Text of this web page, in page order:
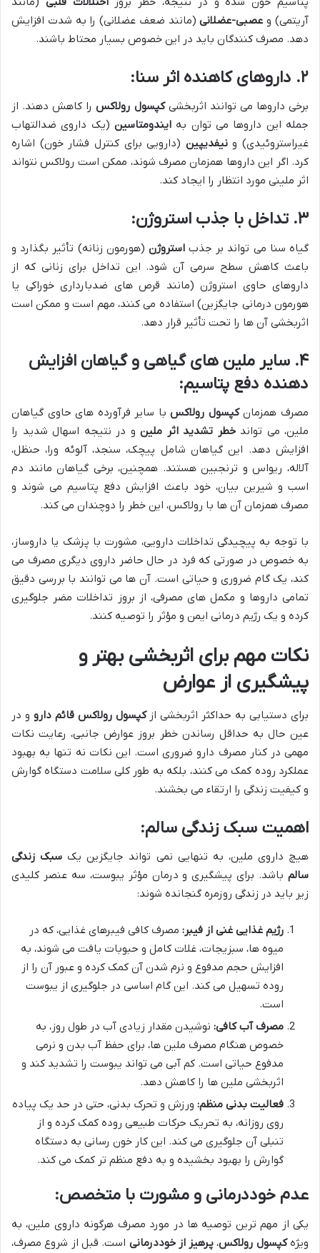
آریتمی) و عصبی-عضلانی(مانند ضعف عضلانی) را به شدت افزایش
دهد. مصرف کنندگان باید در این خصوص بسیار محتاط باشند.
۲. داروهای کاهنده اثر سنا:
برخی داروها می توانند اثربخشیکپسول رولاکسرا کاهش دهند. از
جمله این داروها می توان به ایندومتاسین (یک داروی ضدالتهاب
غیراستروئیدی) ونیفدیپین (دارویی برای کنترل فشار خون) اشاره
کرد. اگر این داروها همزمان مصرف شوند، ممکن است رولاکس نتواند
اثر ملینی مورد انتظار را ایجاد کند.
۳. تداخل با جذب استروژن:
گیاه سنا می تواند بر جذباستروژن (هورمون زنانه) تأثیر بگذارد و
باعث کاهش سطح سرمی آن شود. این تداخل برای زنانی که از
داروهای حاوی استروژن (مانند قرص های ضدبارداری خوراکی یا
هورمون درمانی جایگزین) استفاده می کنند، مهم است و ممکن است
اثربخشی آن ها را تحت تأثیر قرار دهد.
۴. سایر ملین های گیاهی و گیاهان افزایش
دهنده دفع پتاسیم:
مصرف همزمانکپسول رولاکسبا سایر فرآورده های حاوی گیاهان
ملین، می تواندخطر تشدید اثر ملین و در نتیجه اسهال شدید را
افزایش دهد. این گیاهان شامل پیچک، سنجد، آلوئه ورا، حنظل،
آلاله، ریواس و ترنجبین هستند. همچنین، برخی گیاهان مانند دم
اسب و شیرین بیان، خود باعث افزایش دفع پتاسیم می شوند و
مصرف همزمان آن ها با رولاکس، این خطر را دوچندان می کند.
با توجه به پیچیدگی تداخلات دارویی، مشورت با پزشک یا داروساز،
به خصوص در صورتی که فرد در حال حاضر داروی دیگری مصرف می
کند، یک گام ضروری و حیاتی است. آن ها می توانند با بررسی دقیق
تمامی داروها و مکمل های مصرفی، از بروز تداخلات مضر جلوگیری
کرده و یک رژیم درمانی ایمن و مؤثر را توصیه کنند.
نکات مهم برای اثربخشی بهتر و
پیشگیری از عوارض
برای دستیابی به حداکثر اثربخشی ازکپسول رولاکس قائم دارو و در
عین حال به حداقل رساندن خطر بروز عوارض جانبی، رعایت نکات
مهمی در کنار مصرف دارو ضروری است. این نکات نه تنها به بهبود
عملکرد روده کمک می کنند، بلکه به طور کلی سلامت دستگاه گوارش
و کیفیت زندگی را ارتقاء می بخشند.
اهمیت سبک زندگی سالم:
هیچ داروی ملین، به تنهایی نمی تواند جایگزین یک سبک زندگی
سالم باشد. برای پیشگیری و درمان مؤثر یبوست، سه عنصر کلیدی
زیر باید در زندگی روزمره گنجانده شوند:
رژیم غذایی غنی از فیبر: مصرف کافی فیبرهای غذایی، که در
میوه ها، سبزیجات، غلات کامل و حبوبات یافت می شوند، به
افزایش حجم مدفوع و نرم شدن آن کمک کرده و عبور آن را از
روده تسهیل می کند. این گام اساسی در جلوگیری از یبوست
است.
مصرف آب کافی: نوشیدن مقدار زیادی آب در طول روز، به
خصوص هنگام مصرف ملین ها، برای حفظ آب بدن و نرمی
مدفوع حیاتی است. کم آبی می تواند یبوست را تشدید کند و
اثربخشی ملین ها را کاهش دهد.
فعالیت بدنی منظم: ورزش و تحرک بدنی، حتی در حد یک پیاده
روی روزانه، به تحریک حرکات طبیعی روده کمک کرده و از
تنبلی آن جلوگیری می کند. این کار خون رسانی به دستگاه
گوارش را بهبود بخشیده و به دفع منظم تر کمک می کند.
عدم خوددرمانی و مشورت با متخصص:
یکی از مهم ترین توصیه ها در مورد مصرف هرگونه داروی ملین، به
ویژهکپسول رولاکس، پرهیز از خوددرمانی است. قبل از شروع مصرف،